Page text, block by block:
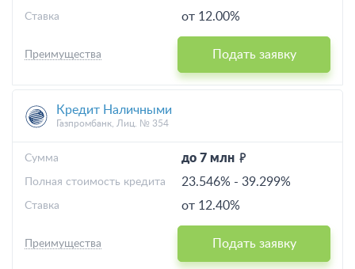
от 12.00%
Ставка
Подать заявку
Преимущества
Кредит Наличными
Газпромбанк, Лиц. № 354
до 7 млн
Cумма
23.546% - 39.299%
Полная стоимость кредита
от 12.40%
Ставка
Подать заявку
Преимущества